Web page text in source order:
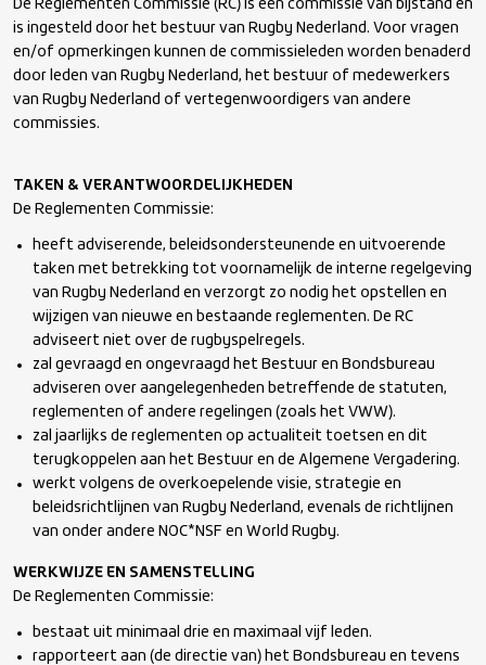
Arbitrage Tucht Commissie (ATC)
Commissie van Financieel Toezicht (CFT)
Commissie Rugby Scheidsrechters (CRS)
Landelijk Jeugd Overleg (LJO)
Medische Commissie (MC)
Reglementen Commissie (RC)
Sponsorcommissie (SC)
Vertrouwenscommissie (VC)
De Reglementen Commissie (RC) is een commissie van bijstand en
is ingesteld door het bestuur van Rugby Nederland. Voor vragen
en/of opmerkingen kunnen de commissieleden worden benaderd
door leden van Rugby Nederland, het bestuur of medewerkers
van Rugby Nederland of vertegenwoordigers van andere
commissies.
TAKEN & VERANTWOORDELIJKHEDEN
De Reglementen Commissie:
heeft adviserende, beleidsondersteunende en uitvoerende
taken met betrekking tot voornamelijk de interne regelgeving
van Rugby Nederland en verzorgt zo nodig het opstellen en
wijzigen van nieuwe en bestaande reglementen. De RC
adviseert niet over de rugbyspelregels.
zal gevraagd en ongevraagd het Bestuur en Bondsbureau
adviseren over aangelegenheden betreffende de statuten,
reglementen of andere regelingen (zoals het VWW).
zal jaarlijks de reglementen op actualiteit toetsen en dit
terugkoppelen aan het Bestuur en de Algemene Vergadering.
werkt volgens de overkoepelende visie, strategie en
beleidsrichtlijnen van Rugby Nederland, evenals de richtlijnen
van onder andere NOC*NSF en World Rugby.
WERKWIJZE EN SAMENSTELLING
De Reglementen Commissie:
bestaat uit minimaal drie en maximaal vijf leden.
rapporteert aan (de directie van) het Bondsbureau en tevens